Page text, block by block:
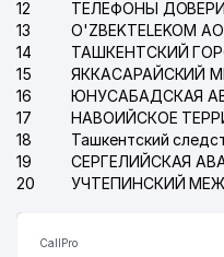
12
13
O'ZBEKTELEKOM АО
14
15
16
17
18
19
20
CallPro